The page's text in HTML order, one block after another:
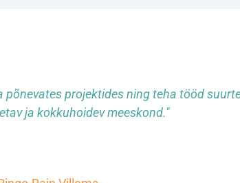
põnevates projektides ning teha tööd
ja kokkuhoidev meeskond."